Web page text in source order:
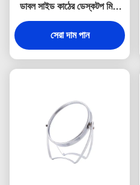
ডাবল সাইড কাঠের ডেস্কটপ মিরর
বাঁশ
সেরা দাম পান